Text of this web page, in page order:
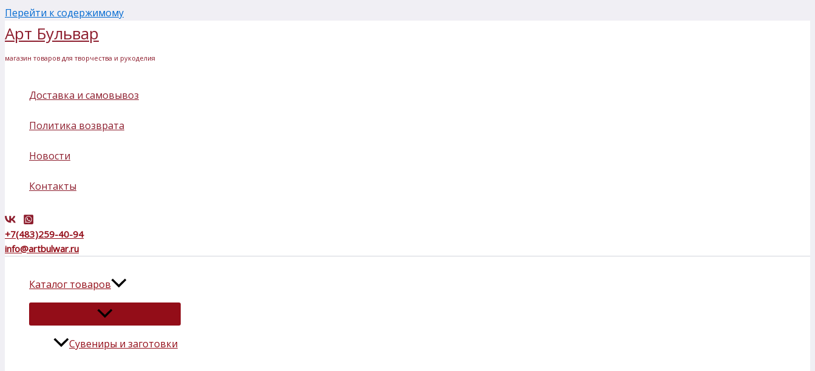
Перейти к содержимому
Арт Бульвар
магазин товаров для творчества и рукоделия
Доставка и самовывоз
Политика возврата
Новости
Контакты
+7(483)259-40-94
info@artbulwar.ru
Каталог товаров
Сувениры и заготовки